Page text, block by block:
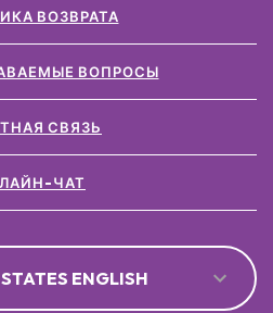
ВОЗВРАТА
ВОПРОСЫ
СВЯЗЬ
ЧАТ
ENGLISH